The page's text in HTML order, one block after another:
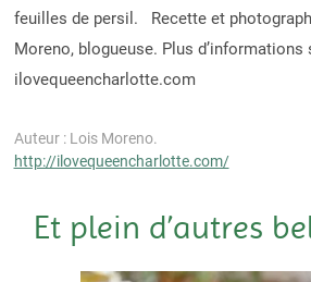
feuilles de persil. Recette et
Moreno, blogueuse. Plus d’informations
ilovequeencharlotte.com
Auteur : Lois Moreno.
http://ilovequeencharlotte.com/
Et plein d’autres